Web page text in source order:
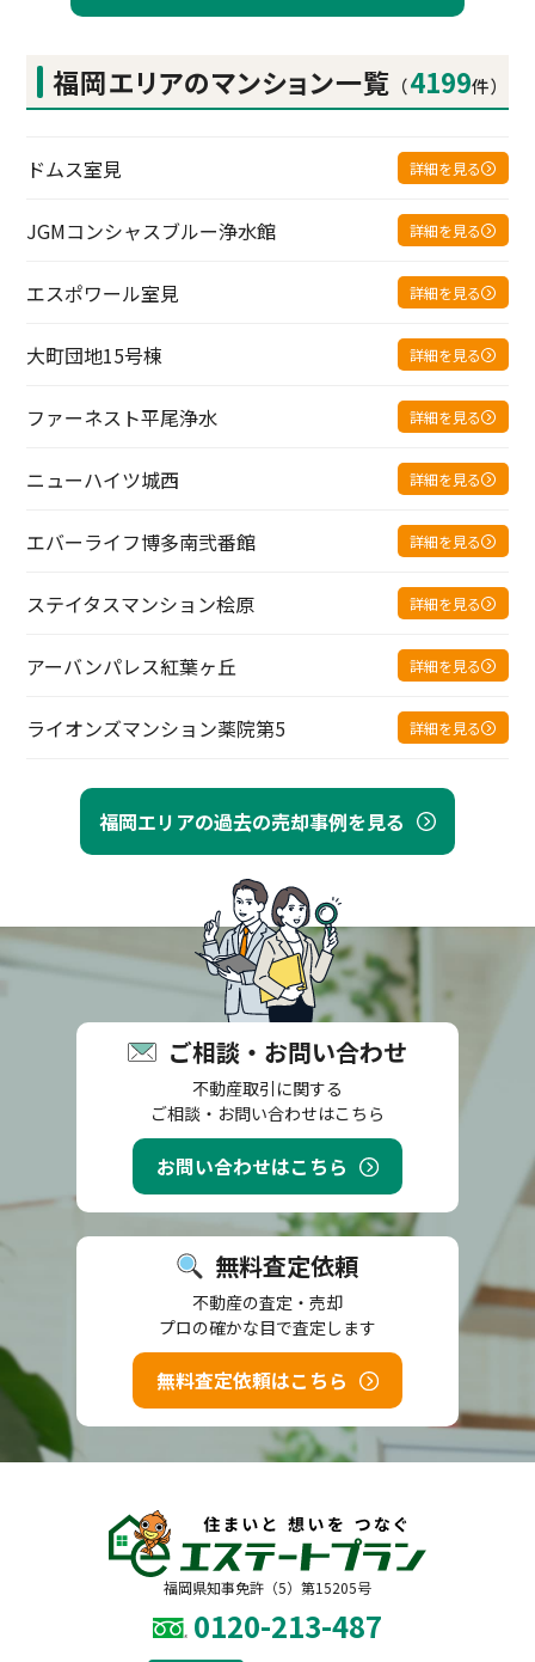
福岡エリアの過去の売却事例を見る
福岡エリアのマンション一覧 （4199件）
ドムス室見 詳細を見る
JGMコンシャスブルー浄水館 詳細を見る
エスポワール室見 詳細を見る
大町団地15号棟 詳細を見る
ファーネスト平尾浄水 詳細を見る
ニューハイツ城西 詳細を見る
エバーライフ博多南弐番館 詳細を見る
ステイタスマンション桧原 詳細を見る
アーバンパレス紅葉ヶ丘 詳細を見る
ライオンズマンション薬院第5 詳細を見る
ご相談・お問い合わせ
不動産取引に関する
ご相談・お問い合わせはこちら
お問い合わせはこちら
無料査定依頼
不動産の査定・売却
プロの確かな目で査定します
無料査定依頼はこちら
福岡県知事免許（5）第15205号
0120-213-487